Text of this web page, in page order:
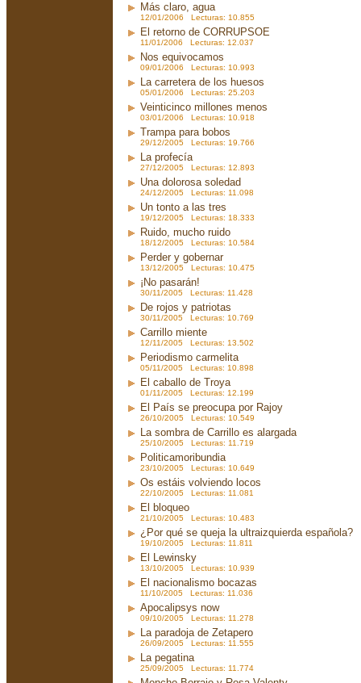
Más claro, agua
12/01/2006 Lecturas: 10.855
El retorno de CORRUPSOE
11/01/2006 Lecturas: 12.037
Nos equivocamos
09/01/2006 Lecturas: 10.993
La carretera de los huesos
05/01/2006 Lecturas: 25.203
Veinticinco millones menos
03/01/2006 Lecturas: 10.918
Trampa para bobos
29/12/2005 Lecturas: 19.766
La profecía
27/12/2005 Lecturas: 12.893
Una dolorosa soledad
24/12/2005 Lecturas: 11.098
Un tonto a las tres
19/12/2005 Lecturas: 18.333
Ruido, mucho ruido
18/12/2005 Lecturas: 10.584
Perder y gobernar
13/12/2005 Lecturas: 10.475
¡No pasarán!
30/11/2005 Lecturas: 11.428
De rojos y patriotas
30/11/2005 Lecturas: 10.769
Carrillo miente
12/11/2005 Lecturas: 13.502
Periodismo carmelita
05/11/2005 Lecturas: 10.898
El caballo de Troya
01/11/2005 Lecturas: 12.199
El País se preocupa por Rajoy
26/10/2005 Lecturas: 10.549
La sombra de Carrillo es alargada
25/10/2005 Lecturas: 11.719
Politicamoribundia
23/10/2005 Lecturas: 10.649
Os estáis volviendo locos
22/10/2005 Lecturas: 11.081
El bloqueo
21/10/2005 Lecturas: 10.483
¿Por qué se queja la ultraizquierda española?
19/10/2005 Lecturas: 11.811
El Lewinsky
13/10/2005 Lecturas: 10.939
El nacionalismo bocazas
11/10/2005 Lecturas: 11.036
Apocalipsys now
09/10/2005 Lecturas: 11.278
La paradoja de Zetapero
26/09/2005 Lecturas: 11.555
La pegatina
25/09/2005 Lecturas: 11.774